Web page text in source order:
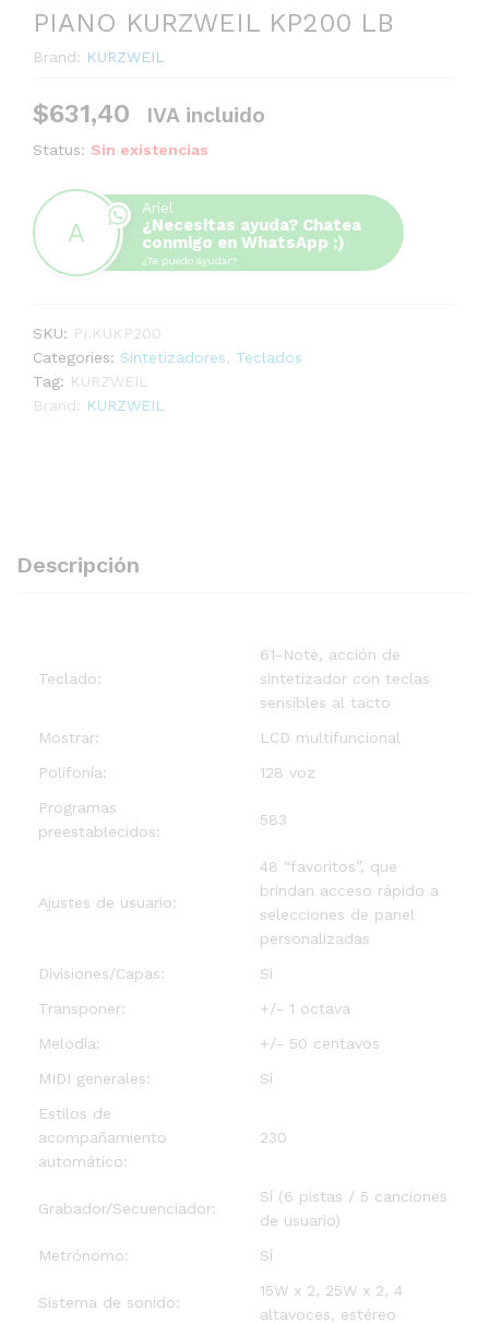
PIANO KURZWEIL KP200 LB
Brand: KURZWEIL
$631,40 IVA incluido
Status: Sin existencias
Ariel
¿Necesitas ayuda? Chatea
conmigo en WhatsApp ;)
¿Te puedo ayudar?
SKU: PI.KUKP200
Categories: Sintetizadores
Teclados
Tag: KURZWEIL
Brand: KURZWEIL
Descripción
Teclado:
61-Note, acción de
sintetizador con teclas
sensibles al tacto
Mostrar:
LCD multifuncional
Polifonía:
128 voz
Programas
preestablecidos:
583
Ajustes de usuario:
48 “favoritos”, que
brindan acceso rápido a
selecciones de panel
personalizadas
Divisiones/Capas:
Sí
Transponer:
+/- 1 octava
Melodía:
+/- 50 centavos
MIDI generales:
Sí
Estilos de
acompañamiento
automático:
230
Grabador/Secuenciador:
Sí (6 pistas / 5 canciones
de usuario)
Metrónomo:
Sí
Sistema de sonido:
15W x 2, 25W x 2, 4
altavoces, estéreo